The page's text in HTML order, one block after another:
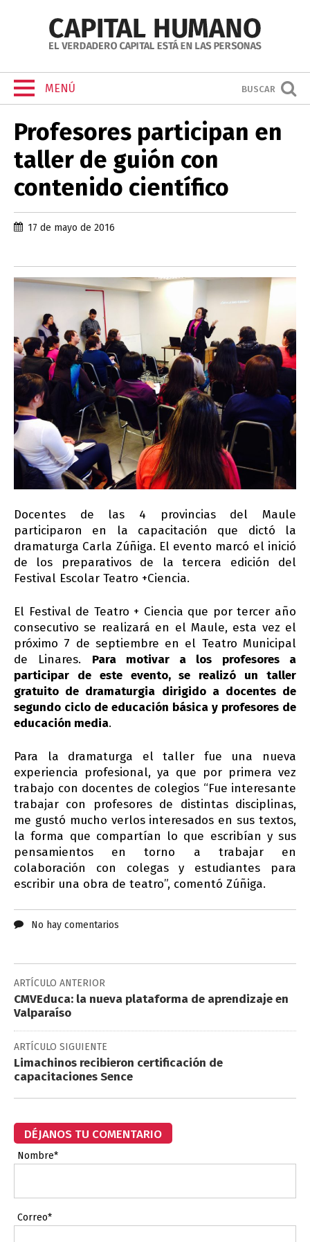
MENÚ BUSCAR
Profesores participan en
taller de guión con
contenido científico
17 de mayo de 2016
Docentes de las 4 provincias del Maule
participaron en la capacitación que dictó la
dramaturga Carla Zúñiga. El evento marcó el inició
de los preparativos de la tercera edición del
Festival Escolar Teatro +Ciencia.
El Festival de Teatro + Ciencia que por tercer año
consecutivo se realizará en el Maule, esta vez el
próximo 7 de septiembre en el Teatro Municipal
de Linares. Para motivar a los profesores a
participar de este evento, se realizó un taller
gratuito de dramaturgia dirigido a docentes de
segundo ciclo de educación básica y profesores de
educación media.
Para la dramaturga el taller fue una nueva
experiencia profesional, ya que por primera vez
trabajo con docentes de colegios “Fue interesante
trabajar con profesores de distintas disciplinas,
me gustó mucho verlos interesados en sus textos,
la forma que compartían lo que escribían y sus
pensamientos en torno a trabajar en
colaboración con colegas y estudiantes para
escribir una obra de teatro”, comentó Zúñiga.
No hay comentarios
ARTÍCULO ANTERIOR
CMVEduca: la nueva plataforma de aprendizaje en
Valparaíso
ARTÍCULO SIGUIENTE
Limachinos recibieron certificación de
capacitaciones Sence
DÉJANOS TU COMENTARIO
Nombre*
Correo*